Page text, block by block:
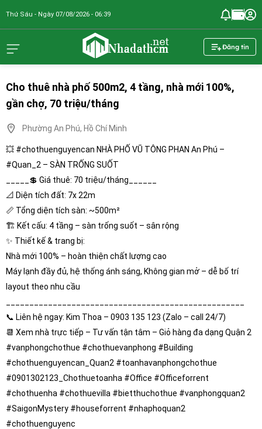
Thứ Sáu - Ngày 07/08/2026 - 06:39
Đăng tin
Cho thuê nhà phố 500m2, 4 tầng, nhà mới 100%,
gần chợ, 70 triệu/tháng
Phường An Phú, Hồ Chí Minh
💥 #chothuenguyencan NHÀ PHỐ VŨ TÔNG PHAN An Phú –
#Quan_2 – SÀN TRỐNG SUỐT
_____💲 Giá thuê: 70 triệu/tháng______
📐 Diện tích đất: 7x 22m
📏 Tổng diện tích sàn: ~500m²
🏗️ Kết cấu: 4 tầng – sàn trống suốt – sân rộng
✨ Thiết kế & trang bị:
Nhà mới 100% – hoàn thiện chất lượng cao
Máy lạnh đầy đủ, hệ thống ánh sáng, Không gian mở – dễ bố trí
layout theo nhu cầu
📞 Liên hệ ngay: Kim Thoa – 0903 135 123 (Zalo – call 24/7)
📆 Xem nhà trực tiếp – Tư vấn tận tâm – Giỏ hàng đa dạng Quận 2
#vanphongchothue #chothuevanphong #Building
#chothuenguyencan_Quan2 #toanhavanphongchothue
#0901302123_Chothuetoanha #Office #Officeforrent
#chothuenha #chothuevilla #bietthuchothue #vanphongquan2
#SaigonMystery #houseforrent #nhaphoquan2
#chothuenguyenc